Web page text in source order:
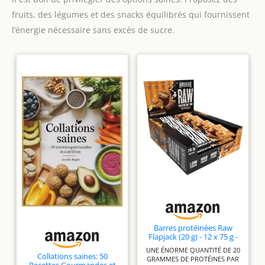
fruits, des légumes et des snacks équilibrés qui fournissent
l’énergie nécessaire sans excès de sucre.
Collations saines: 50
Barres protéinées Raw
Flapjack (20 g) - 12 x 75 g -
Substitut de repas faible en
sucre - Collation saine à
UNE ÉNORME QUANTITÉ DE 20
GRAMMES DE PROTÉINES PAR